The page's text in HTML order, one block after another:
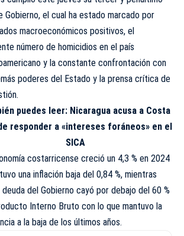
Gobierno, el cual ha estado marcado por
macroeconómicos positivos, el
número de homicidios en el país
y la constante confrontación con
poderes del Estado y la prensa crítica de
puedes leer: Nicaragua acusa a Costa
responder a «intereses foráneos» en el
SICA
costarricense creció un 4,3 % en 2024
una inflación baja del 0,84 %, mientras
deuda del Gobierno cayó por debajo del 60 %
Interno Bruto con lo que mantuvo la
a la baja de los últimos años.